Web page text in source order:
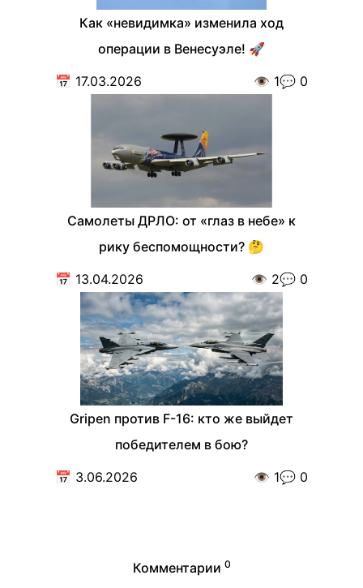
Как «невидимка» изменила ход
операции в Венесуэле! 🚀
📅 17.03.2026 👁️ 1💬 0
Самолеты ДРЛО: от «глаз в небе» к
рику беспомощности? 🤔
📅 13.04.2026 👁️ 2💬 0
Gripen против F-16: кто же выйдет
победителем в бою?
📅 3.06.2026 👁️ 1💬 0
Комментарии 0